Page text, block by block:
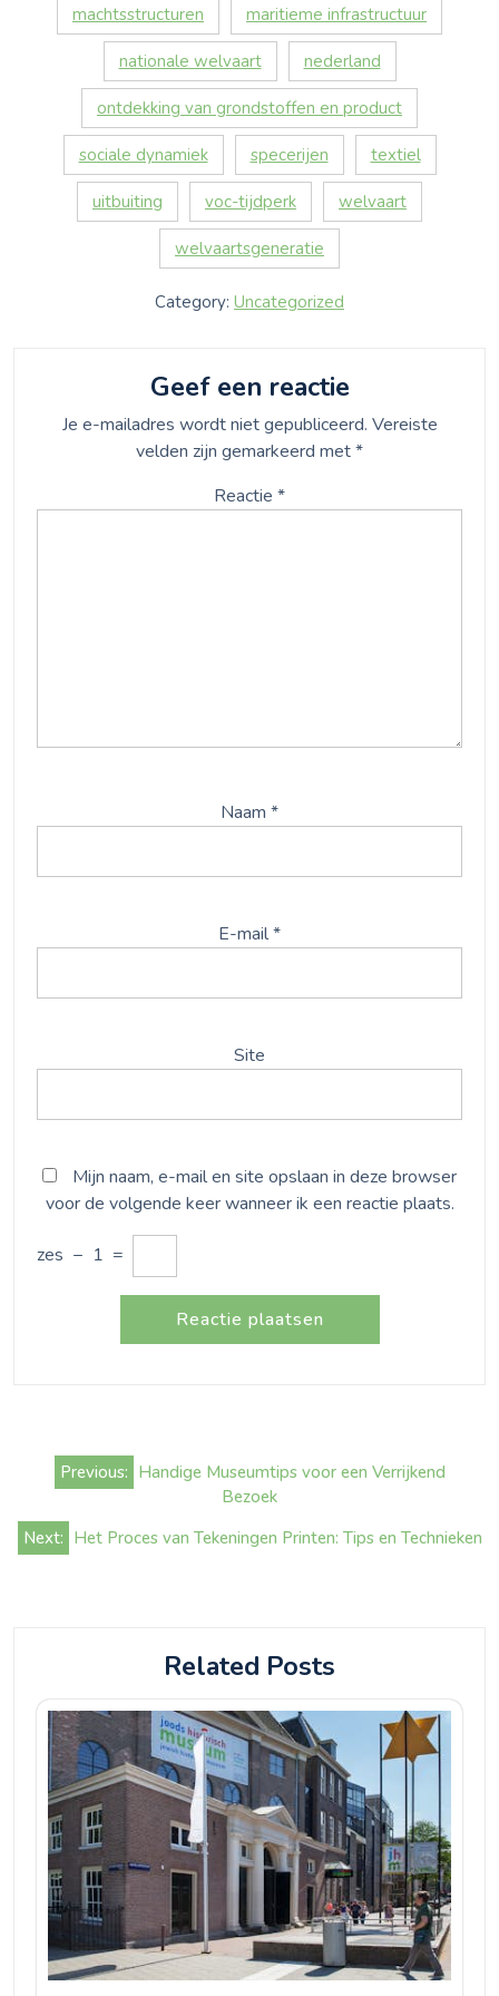
machtsstructuren maritieme infrastructuur
nationale welvaart nederland
ontdekking van grondstoffen en product
sociale dynamiek specerijen textiel
uitbuiting voc-tijdperk welvaart
welvaartsgeneratie
Category: Uncategorized
Geef een reactie
Je e-mailadres wordt niet gepubliceerd. Vereiste
velden zijn gemarkeerd met*
Reactie *
Naam *
E-mail*
Site
Mijn naam, e-mail en site opslaan in deze browser
voor de volgende keer wanneer ik een reactie plaats.
zes − 1 =
Bericht
navigatie
Previous: Handige Museumtips voor een Verrijkend
Bezoek
Next: Het Proces van Tekeningen Printen: Tips en Technieken
Related Posts